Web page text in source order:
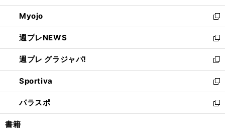
開
く
ウ
で
開
く
ン
ド
ウ
で
開
く
ウ
ィ
ン
ド
ウ
で
開
く
Myojo
新
し
い
ウ
ィ
ン
ド
ウ
で
開
週プレNEWS
新
し
い
ウ
ィ
ン
ド
ウ
週プレ グラジャパ!
新
し
い
ウ
ィ
ン
Sportiva
新
し
い
ウ
パラスポ
新
し
書籍